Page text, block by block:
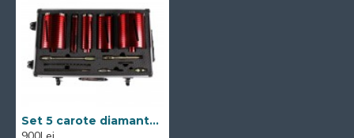
Set 5 carote diamantate profesionale cu prelungitoare